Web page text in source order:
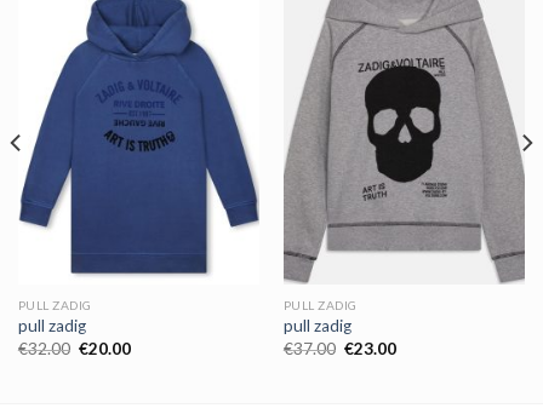
PULL ZADIG
pull zadig
€32.00 €20.00
PULL ZADIG
pull zadig
€37.00 €23.00